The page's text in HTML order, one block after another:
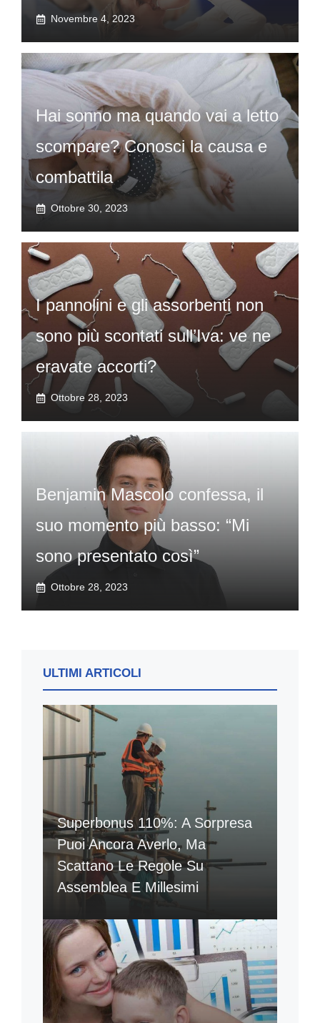
Novembre 4, 2023
Hai sonno ma quando vai a letto
scompare? Conosci la causa e
combattila
Ottobre 30, 2023
I pannolini e gli assorbenti non
sono più scontati sull’Iva: ve ne
eravate accorti?
Ottobre 28, 2023
Benjamin Mascolo confessa, il
suo momento più basso: “Mi
sono presentato così”
Ottobre 28, 2023
ULTIMI ARTICOLI
Superbonus 110%: A Sorpresa
Puoi Ancora Averlo, Ma
Scattano Le Regole Su
Assemblea E Millesimi